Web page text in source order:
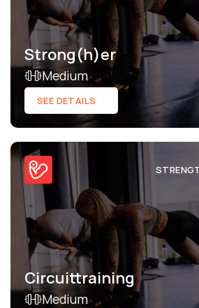
Strong(h)er
Medium
SEE DETAILS
Circuittraining
Medium